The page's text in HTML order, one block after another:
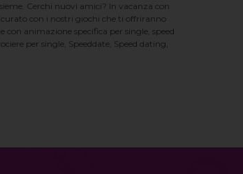
Cerchi nuovi amici? In vacanza con
con i nostri giochi che ti offriranno
animazione specifica per single, speed
per single, Speeddate, Speed dating,